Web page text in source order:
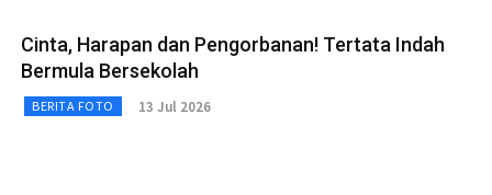
Cinta, Harapan dan Pengorbanan! Tertata Indah
Bermula Bersekolah
BERITA FOTO 13 Jul 2026